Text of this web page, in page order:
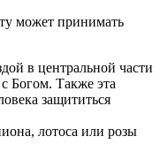
может принимать
в центральной части
Богом. Также эта
защититься
лотоса или розы